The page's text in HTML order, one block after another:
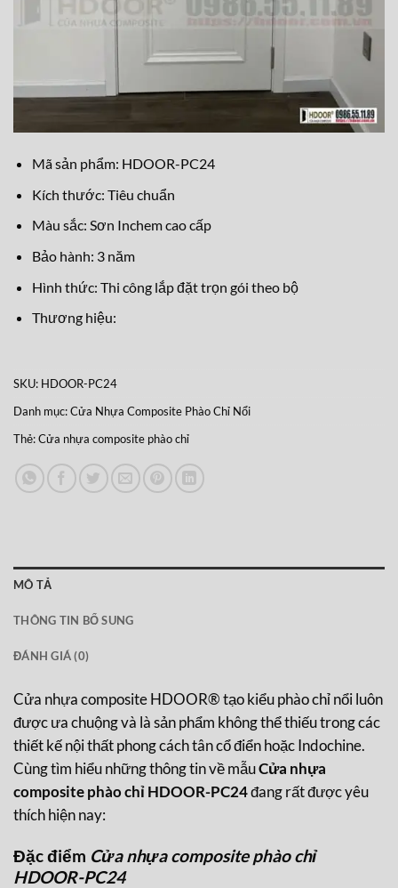
Mã sản phẩm: HDOOR-PC24
Kích thước: Tiêu chuẩn
Màu sắc: Sơn Inchem cao cấp
Bảo hành: 3 năm
Hình thức: Thi công lắp đặt trọn gói theo bộ
Thương hiệu:
SKU: HDOOR-PC24
Danh mục:Cửa Nhựa Composite Phào Chỉ Nổi
Thẻ:Cửa nhựa composite phào chỉ
MÔ TẢ
THÔNG TIN BỔ SUNG
ĐÁNH GIÁ (0)
Cửa nhựa composite HDOOR® tạo kiểu phào chỉ nổi luôn
được ưa chuộng và là sản phẩm không thể thiếu trong các
thiết kế nội thất phong cách tân cổ điển hoặc Indochine.
Cùng tìm hiểu những thông tin về mẫuCửa nhựa
composite phào chỉ HDOOR-PC24đang rất được yêu
thích hiện nay:
Đặc điểm Cửa nhựa composite phào chỉ
HDOOR-PC24